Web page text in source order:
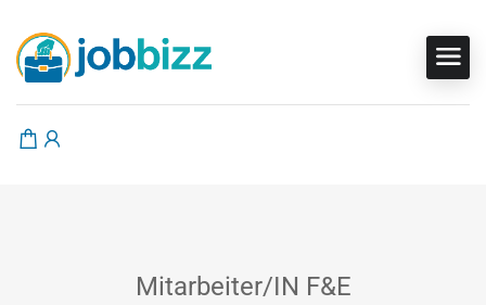
Mitarbeiter/IN F&E